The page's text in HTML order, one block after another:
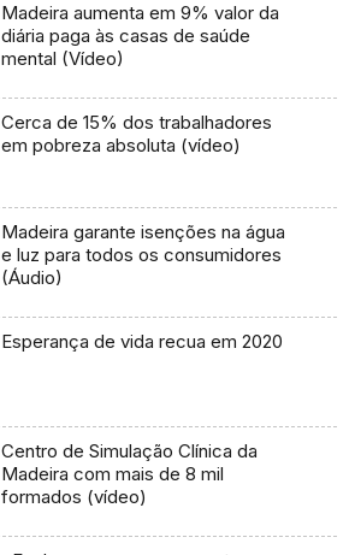
Madeira aumenta em 9% valor da
diária paga às casas de saúde
mental (Vídeo)
Cerca de 15% dos trabalhadores
em pobreza absoluta (vídeo)
Madeira garante isenções na água
e luz para todos os consumidores
(Áudio)
Esperança de vida recua em 2020
Centro de Simulação Clínica da
Madeira com mais de 8 mil
formados (vídeo)